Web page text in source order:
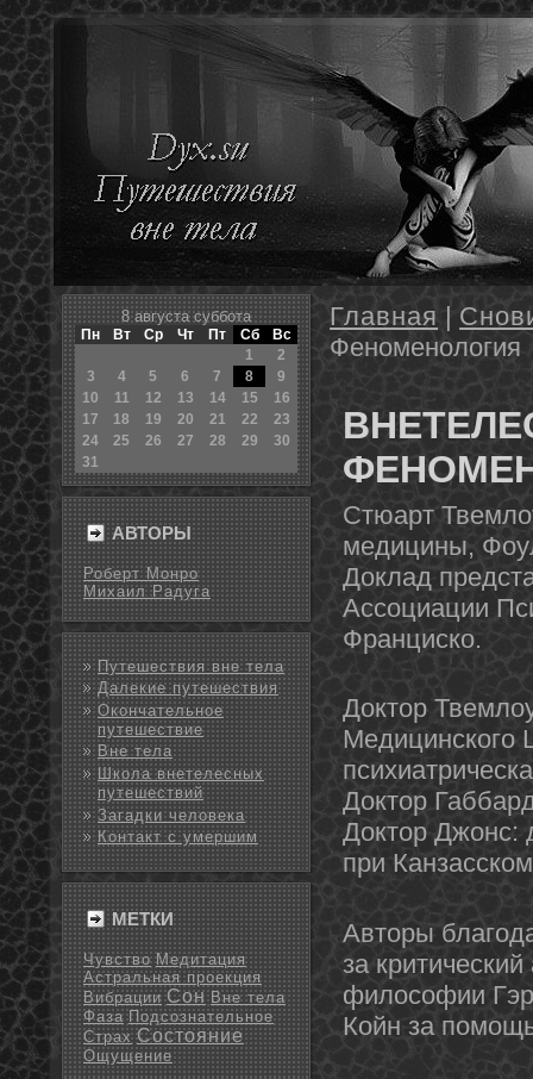
8 августа суббота
Пн Вт Ср Чт Пт Сб
Вс
1
2
3
4 5 6 7 8
9
10
11 12 13 14 15
16
17
18 19 20 21 22
23
24
25 26 27 28 29
30
31
АВТОРЫ
Роберт Монро
Михаил Радуга
Путешествия вне тела
Далекие путешествия
Окончательное
путешествие
Вне тела
Школа внетелесных
путешествий
Загадки человека
Контакт с умершим
МЕТКИ
Чувство Медитация
Астральная проекция
Вибрации Сон Вне тела
Фаза Подсознательное
Страх Состояние
Ощущение
Главная |
Феноменология
Стюарт
медицины,
Доклад
Ассоциации
Франциско.
Доктор
Медицинского
Доктοр
Доктοр Джοнс:
при
Автοры
за
философии
Койн за